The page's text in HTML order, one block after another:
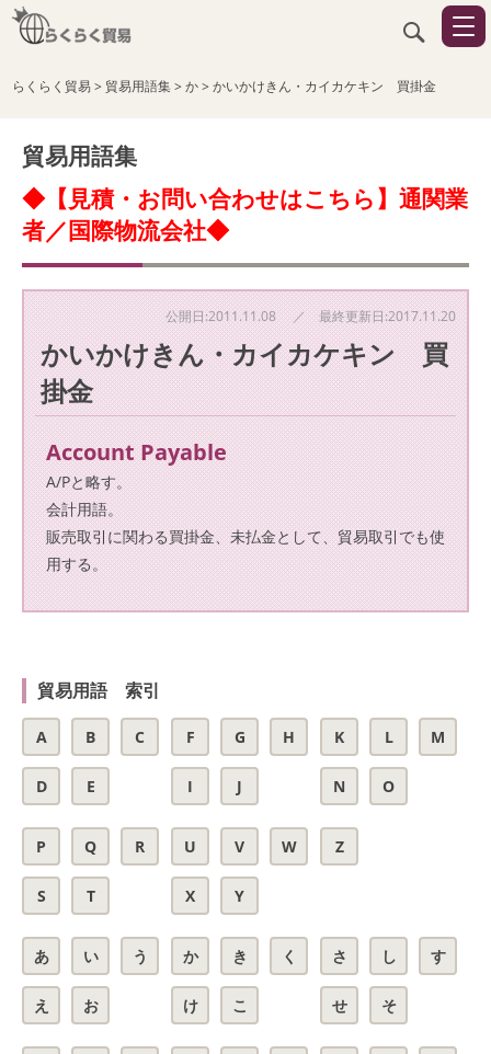
らくらく貿易> 貿易用語集>か>かいかけきん・カイカケキン 買掛金
貿易用語集
◆【見積・お問い合わせはこちら】通関業
者／国際物流会社◆
公開日:2011.11.08 ／ 最終更新日:2017.11.20
かいかけきん・カイカケキン 買
掛金
Account Payable
A/Pと略す。
会計用語。
販売取引に関わる買掛金、未払金として、貿易取引でも使
用する。
貿易用語 索引
A B C
D E
F G H
I J
K L M
N O
P Q R
S T
U V W
X Y
Z
あ い う
え お
か き く
け こ
さ し す
せ そ